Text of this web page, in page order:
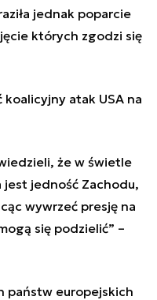
jednak poparcie
których zgodzi się
atak USA na
że w świetle
jedność Zachodu,
wywrzeć presję na
się podzielić” –
państw europejskich